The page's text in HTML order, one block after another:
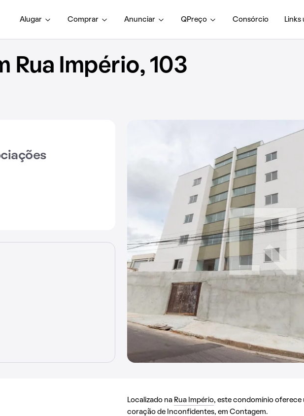
Alugar Comprar Anunciar QPreço Consórcio Links
Rua Império, 103
Localizado na Rua Império, este condomínio
coração de Inconfidentes, em Contagem.